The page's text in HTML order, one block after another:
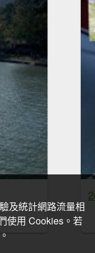
及統計網路流量相
使用 Cookies。若
。